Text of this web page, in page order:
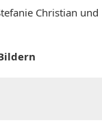
Christian und